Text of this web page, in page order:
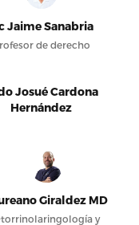
Jaime Sanabria
de derecho
Josué Cardona
Hernández
Giraldez MD
y